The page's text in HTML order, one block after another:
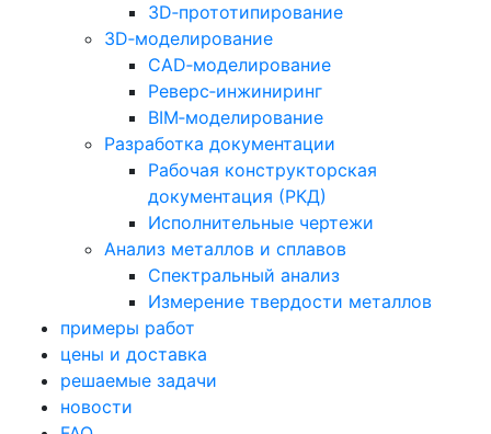
3D‑прототипирование
3D‑моделирование
CAD‑моделирование
Реверс‑инжиниринг
BIM‑моделирование
Разработка документации
Рабочая конструкторская
документация (РКД)
Исполнительные чертежи
Анализ металлов и сплавов
Спектральный анализ
Измерение твердости металлов
примеры работ
цены и доставка
решаемые задачи
новости